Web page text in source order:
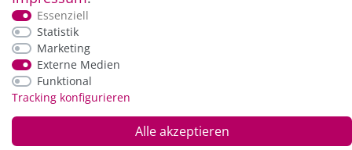
*Alle Preise inkl. der gesetzl. MwSt. zzgl.
und Versandkosten
Essenziell
Statistik
Marketing
Externe Medien
Funktional
Tracking konfigurieren
Alle akzeptieren
© Copyright 2026 Alle Rechte vorbehalten. |